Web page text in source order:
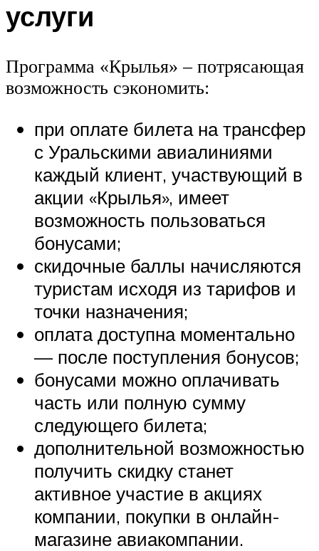
услуги
Программа «Крылья» – потрясающая
возможность сэкономить:
при оплате билета на трансфер
с Уральскими авиалиниями
каждый клиент, участвующий в
акции «Крылья», имеет
возможность пользоваться
бонусами;
скидочные баллы начисляются
туристам исходя из тарифов и
точки назначения;
оплата доступна моментально
— после поступления бонусов;
бонусами можно оплачивать
часть или полную сумму
следующего билета;
дополнительной возможностью
получить скидку станет
активное участие в акциях
компании, покупки в онлайн-
магазине авиакомпании.